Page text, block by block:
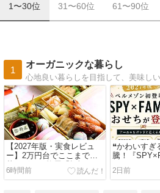
1〜30位 31〜60位 61〜90位
1
オーガニックな暮らし
【2027年版・実食レビュ
ー】2万円台でここまで豪
華！グルメ杵屋「招福」
を“コスパNo.1おせち”に推
6時間前
❝かわいすぎ
騰！『
イファミリ
初登場
2日前